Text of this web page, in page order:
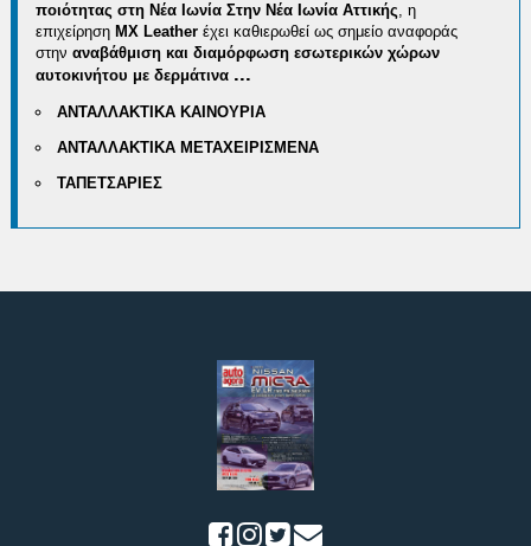
ποιότητας στη Νέα Ιωνία Στην Νέα Ιωνία Αττικής, η
επιχείρηση MX Leather έχει καθιερωθεί ως σημείο αναφοράς
στηναναβάθμιση και διαμόρφωση εσωτερικών χώρων
αυτοκινήτου με δερμάτινα ...
ΑΝΤΑΛΛΑΚΤΙΚΑ ΚΑΙΝΟΥΡΙΑ
ΑΝΤΑΛΛΑΚΤΙΚΑ ΜΕΤΑΧΕΙΡΙΣΜΕΝΑ
ΤΑΠΕΤΣΑΡΙΕΣ